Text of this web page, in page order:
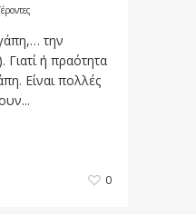
την
Γιατί ή πραότητα
Είναι πολλές
0